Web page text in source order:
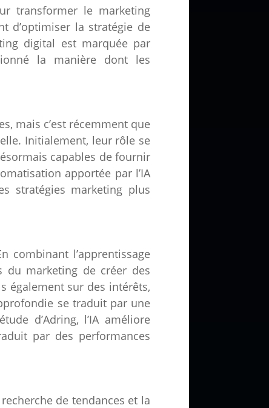
transformer le marketing
d’optimiser la stratégie de
digital est marquée par
la manière dont les
mais c’est récemment que
Initialement, leur rôle se
capables de fournir
apportée par l’IA
stratégies marketing plus
combinant l’apprentissage
du marketing de créer des
également sur des intérêts,
se traduit par une
d’Adring, l’IA améliore
par des performances
de tendances et la